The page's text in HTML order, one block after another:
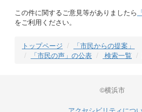
この件に関するご意見等がありましたら
をご利用ください。
トップページ
「市民からの提案」
「市民の声」の公表
検索一覧
©横浜市
アクセシビリティにつ